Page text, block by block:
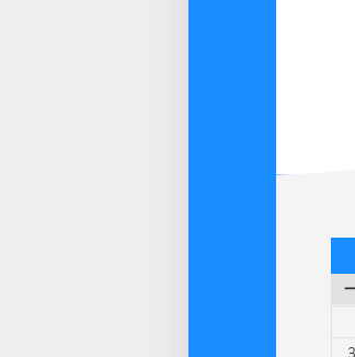
3